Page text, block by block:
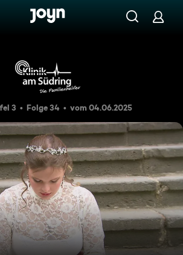
Bis dass der Tod
3 Folge 34 vom 04.06.2025